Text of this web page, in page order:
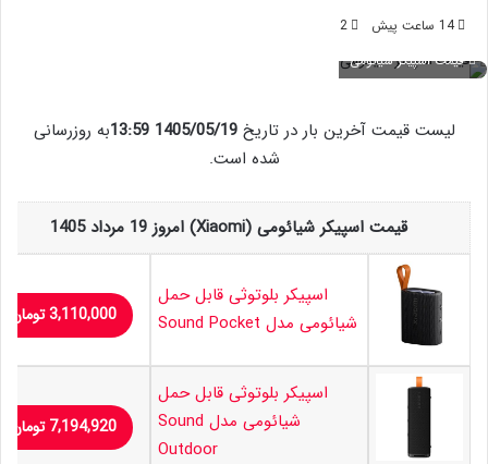
14 ساعت پیش 2
قیمت اسپیکر شیائومی
لیست قیمت آخرین بار در تاریخ1405/05/19 13:59
به روزرسانی
شده است.
قیمت اسپیکر شیائومی (Xiaomi) امروز 19 مرداد 1405
اسپیکر بلوتوثی قابل حمل
شیائومی مدل Sound Pocket
3,110,000تومان
اسپیکر بلوتوثی قابل حمل
شیائومی مدل Sound
Outdoor
7,194,920 تومان